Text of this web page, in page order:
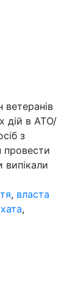
дій в АТО/
з
провести
випікали
, власта
,